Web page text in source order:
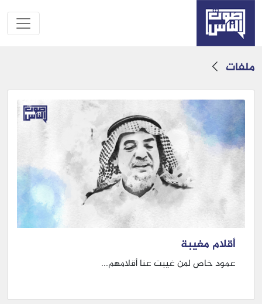
ملفات
أقلام مغيبة
عمود خاص لمن غيبت عنا أقلامهم...